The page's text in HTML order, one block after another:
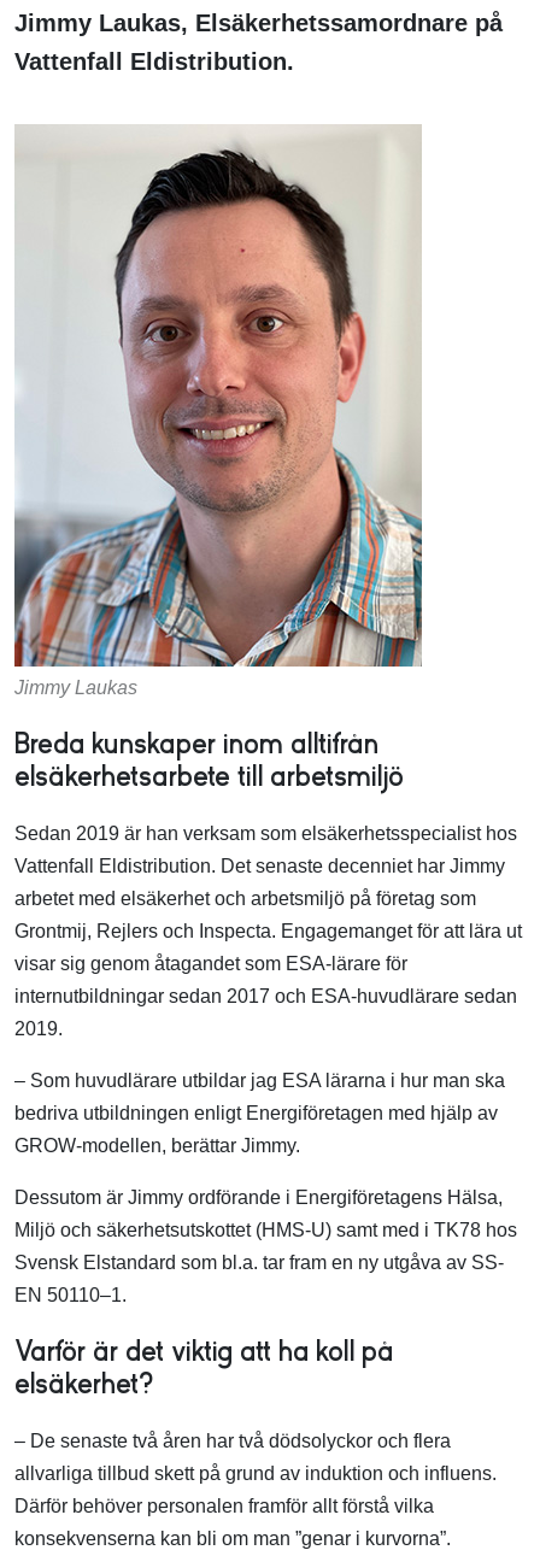
Jimmy Laukas, Elsäkerhetssamordnare på
Vattenfall Eldistribution.
Jimmy Laukas
Breda kunskaper inom alltifrån
elsäkerhetsarbete till arbetsmiljö
Sedan 2019 är han verksam som elsäkerhetsspecialist hos
Vattenfall Eldistribution. Det senaste decenniet har Jimmy
arbetet med elsäkerhet och arbetsmiljö på företag som
Grontmij, Rejlers och Inspecta. Engagemanget för att lära ut
visar sig genom åtagandet som ESA-lärare för
internutbildningar sedan 2017 och ESA-huvudlärare sedan
2019.
– Som huvudlärare utbildar jag ESA lärarna i hur man ska
bedriva utbildningen enligt Energiföretagen med hjälp av
GROW-modellen, berättar Jimmy.
Dessutom är Jimmy ordförande i Energiföretagens Hälsa,
Miljö och säkerhetsutskottet (HMS-U) samt med i TK78 hos
Svensk Elstandard som bl.a. tar fram en ny utgåva av SS-
EN 50110–1.
Varför är det viktig att ha koll på
elsäkerhet?
– De senaste två åren har två dödsolyckor och flera
allvarliga tillbud skett på grund av induktion och influens.
Därför behöver personalen framför allt förstå vilka
konsekvenserna kan bli om man ”genar i kurvorna”.